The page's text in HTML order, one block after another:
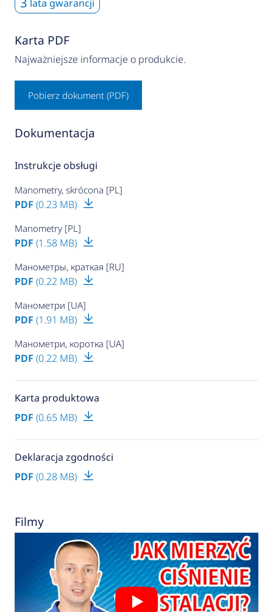
lata gwarancji
Karta PDF
Najważniejsze informacje o produkcie.
Pobierz dokument (PDF)
Dokumentacja
Instrukcje obsługi
Manometry, skrócona [PL]
PDF (0.23 MB)
Manometry [PL]
PDF (1.58 MB)
Манометры, краткая [RU]
PDF (0.22 MB)
Манометри [UA]
PDF (1.91 MB)
Манометри, коротка [UA]
PDF (0.22 MB)
Karta produktowa
PDF (0.65 MB)
Deklaracja zgodności
PDF (0.28 MB)
Filmy